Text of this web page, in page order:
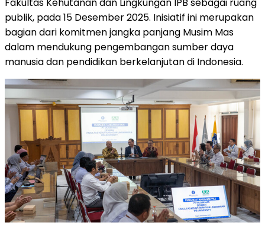
publik, pada 15 Desember 2025. Inisiatif ini merupakan
bagian dari komitmen jangka panjang Musim Mas
dalam mendukung pengembangan sumber daya
manusia dan pendidikan berkelanjutan di Indonesia.